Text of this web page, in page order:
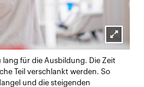
öffnen
lang für die Ausbildung. Die Zeit
Teil verschlankt werden. So
und die steigenden